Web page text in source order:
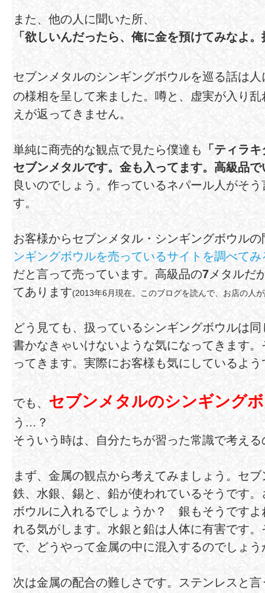
また、他の人に聞いた所、
「欲しいんだったら、俺に金を預けてみなよ
セブンメタルのシンギングボウルを巡る話は
の様相を呈して来ました。噂と、虚実が入り
えが返ってきません。
単純に商売的な観点で見たら僕達も
「ティラ
セブンメタルです。金も入ってます。高級品
良いのでしょう。作っているネパール人がそ
す。
お客様からセブンメタル・シンギングボウル
ンギングボウルを売っているサイトを調べてみ
だと言って売っています。高級品の7メタルだ
てあります(2013年6月現在。このブログを読んで、お店の人
どう見ても、扱っているシンギングボウルは
書かなきゃいけないような気になってきます
ってきます。実際にお客様も気にしているよ
でも、 セブンメタルのシンギング
う…？
そういう時は、自分たちが習った常識で考え
まず、金属の観点から考えてみましょう。セ
鉄、水銀、錫と、鉛が使われているそうです
ボウルに入れるでしょうか？ 銀もそうですよ
れる気がします。水銀と鉛は人体に有害です
で、どうやって金属の中に混入するのでしょう
次は金属の配合の難しさです。ステンレスと